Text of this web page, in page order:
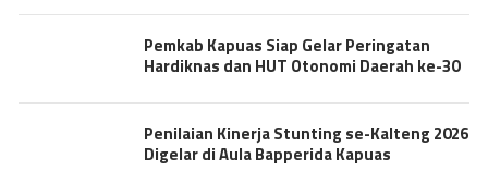
Pemkab Kapuas Siap Gelar Peringatan
Hardiknas dan HUT Otonomi Daerah ke-30
Penilaian Kinerja Stunting se-Kalteng 2026
Digelar di Aula Bapperida Kapuas